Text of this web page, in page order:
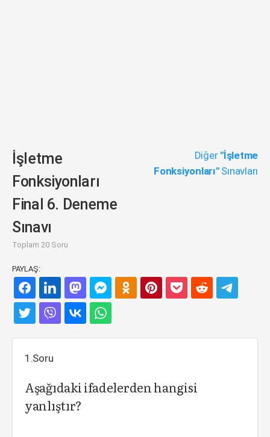
İşletme
Fonksiyonları
Final 6. Deneme
Sınavı
Toplam 20 Soru
Diğer "İşletme
Fonksiyonları"Sınavları
PAYLAŞ:
1.Soru
Aşağıdaki ifadelerden hangisi
yanlıştır?